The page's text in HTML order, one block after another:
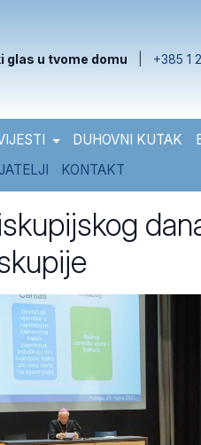
glas u tvome domu +385 1
DUHOVNI KUTAK
KONTAKT